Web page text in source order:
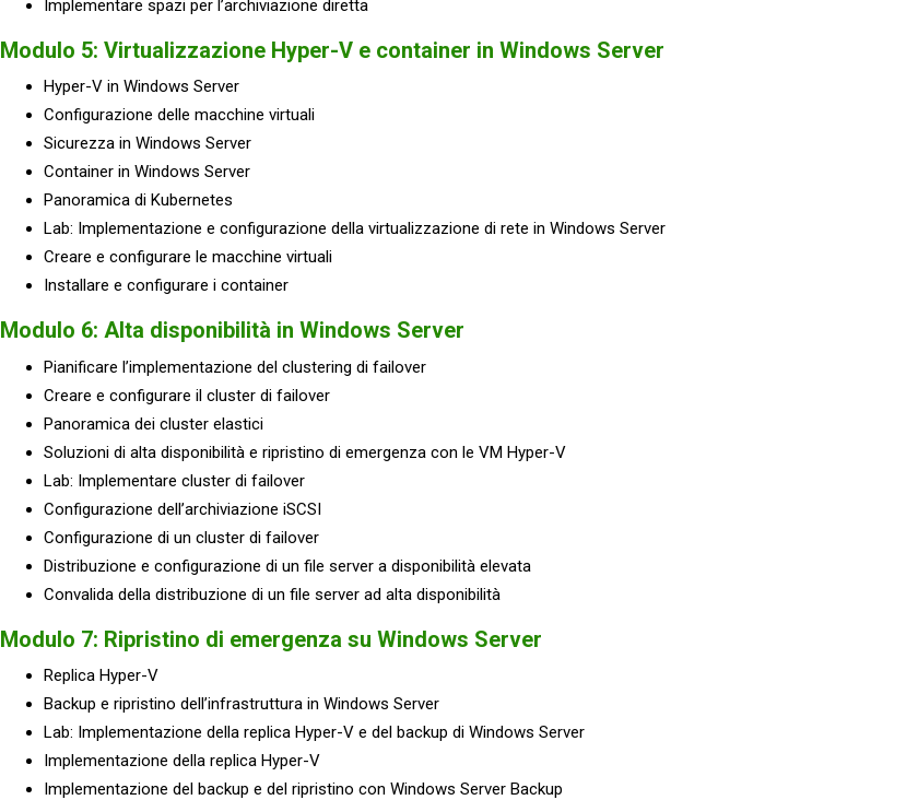
Implementare spazi per l’archiviazione diretta
Modulo 5: Virtualizzazione Hyper-V e container in Windows Server
Hyper-V in Windows Server
Configurazione delle macchine virtuali
Sicurezza in Windows Server
Container in Windows Server
Panoramica di Kubernetes
Lab: Implementazione e configurazione della virtualizzazione di rete in Windows Server
Creare e configurare le macchine virtuali
Installare e configurare i container
Modulo 6: Alta disponibilità in Windows Server
Pianificare l’implementazione del clustering di failover
Creare e configurare il cluster di failover
Panoramica dei cluster elastici
Soluzioni di alta disponibilità e ripristino di emergenza con le VM Hyper-V
Lab: Implementare cluster di failover
Configurazione dell’archiviazione iSCSI
Configurazione di un cluster di failover
Distribuzione e configurazione di un file server a disponibilità elevata
Convalida della distribuzione di un file server ad alta disponibilità
Modulo 7: Ripristino di emergenza su Windows Server
Replica Hyper-V
Backup e ripristino dell’infrastruttura in Windows Server
Lab: Implementazione della replica Hyper-V e del backup di Windows Server
Implementazione della replica Hyper-V
Implementazione del backup e del ripristino con Windows Server Backup